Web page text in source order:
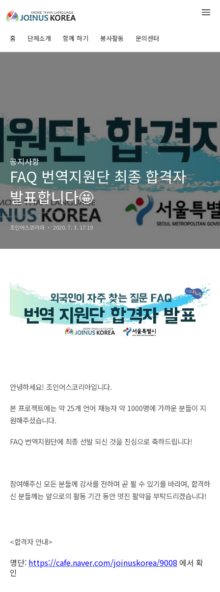
홈 단체소개 함께 하기 봉사활동 문의센터
공지사항
FAQ 번역지원단 최종 합격자
발표합니다🤩
조인어스코리아 2020. 7. 3. 17:19
안녕하세요! 조인어스코리아입니다.
본 프로젝트에는 약 25개 언어 재능자 약 1000명에 가까운 분들이 지
원해주셨습니다.
FAQ 번역지원단에 최종 선발 되신 것을 진심으로 축하드립니다!
참여해주신 모든 분들께 감사를 전하며 곧 뵐 수 있기를 바라며, 합격하
신 분들께는 앞으로의 활동 기간 동안 멋진 활약을 부탁드리겠습니다!
<합격자 안내>
명단: https://cafe.naver.com/joinuskorea/9008 에서 확
인